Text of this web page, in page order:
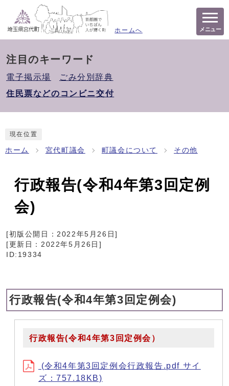
ホームへ メニュー
注目のキーワード
電子掲示場
ごみ分別辞典
住民票などのコンビニ交付
現在位置
ホーム 宮代町議会 町議会について その他
行政報告(令和4年第3回定例
会)
[初版公開日：2022年5月26日]
[更新日： 2022年5月26日 ]
ID:19334
行政報告(令和4年第3回定例会)
行政報告(令和4年第3回定例会）
(令和4年第3回定例会行政報告.pdf サイ
ズ：757.18KB)